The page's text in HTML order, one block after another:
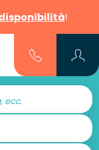
!
ecc.